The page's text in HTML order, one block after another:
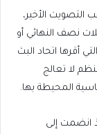
التصويت الأخير،
نصف النهائي أو
أقرها اتحاد البث
لا تعالج
المحيطة بها.
انضمت إلى